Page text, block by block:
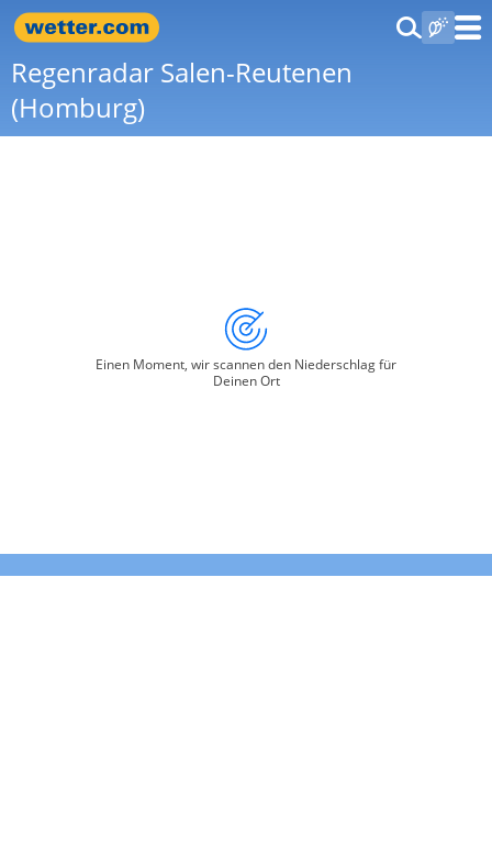
Regenradar Salen-Reutenen
(Homburg)
Einen Moment, wir scannen den Niederschlag für
Deinen Ort